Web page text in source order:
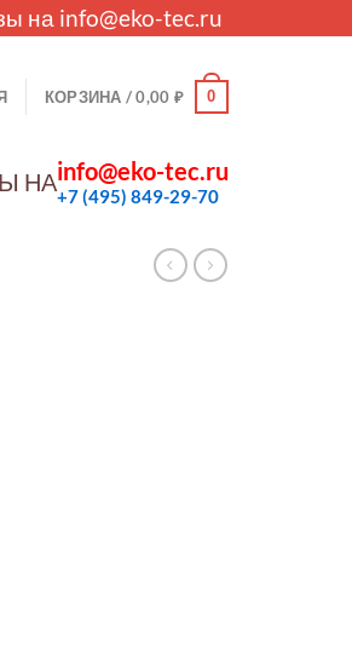
на info@eko-tec.ru
КОРЗИНА /0,00 ₽ 0
НАinfo@eko-tec.ru
+7 (495) 849-29-70